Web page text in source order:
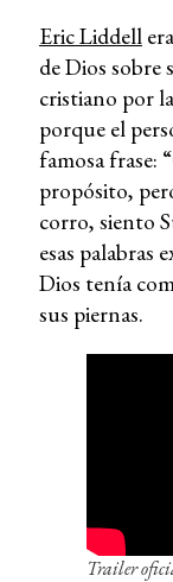
Eric Liddell
de Dios sobre
cristiano por
porque el
famosa frase:
propósito,
corro, siento
esas palabras
Dios tenía
sus piernas.
Trailer